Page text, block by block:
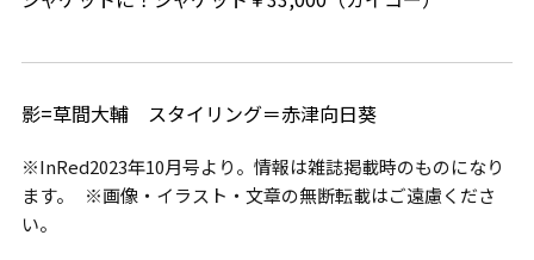
影=草間大輔 スタイリング＝赤津向日葵
※InRed2023年10月号より。情報は雑誌掲載時のものになり
ます。 ※画像・イラスト・文章の無断転載はご遠慮くださ
い。